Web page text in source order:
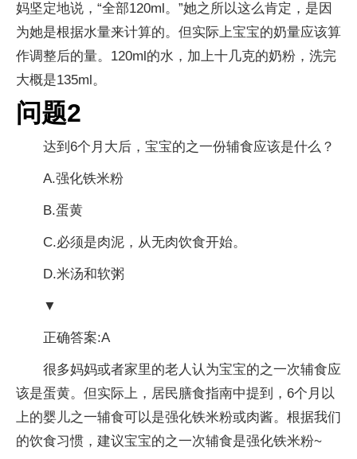
妈坚定地说，“全部120ml。”她之所以这么肯定，是因
为她是根据水量来计算的。但实际上宝宝的奶量应该算
作调整后的量。120ml的水，加上十几克的奶粉，洗完
大概是135ml。
问题2
达到6个月大后，宝宝的之一份辅食应该是什么？
A.强化铁米粉
B.蛋黄
C.必须是肉泥，从无肉饮食开始。
D.米汤和软粥
▼
正确答案:A
很多妈妈或者家里的老人认为宝宝的之一次辅食应
该是蛋黄。但实际上，居民膳食指南中提到，6个月以
上的婴儿之一辅食可以是强化铁米粉或肉酱。根据我们
的饮食习惯，建议宝宝的之一次辅食是强化铁米粉~